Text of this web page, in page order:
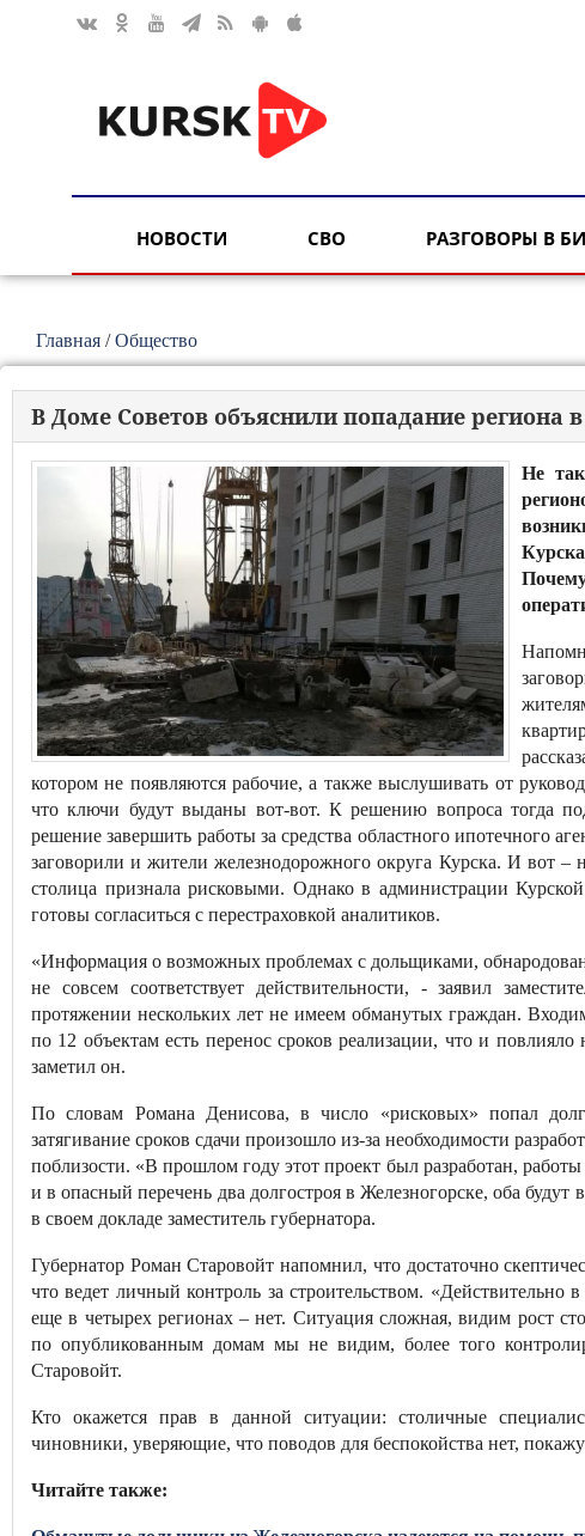
НОВОСТИ СВО РАЗГОВОРЫ В
Главная /Общество
В Доме Советов объяснили попадание региона
Не
котором не появляются рабочие, а также выслушивать от
что ключи будут выданы вот-вот. К решению вопроса тогда
решение завершить работы за средства областного ипотечного
заговорили и жители железнодорожного округа Курска. И вот –
столица признала рисковыми. Однако в администрации
готовы согласиться с перестраховкой аналитиков.
«Информация о возможных проблемах с дольщиками,
не совсем соответствует действительности, - заявил
протяжении нескольких лет не имеем обманутых граждан.
по 12 объектам есть перенос сроков реализации, что и
заметил он.
По словам Романа Денисова, в число «рисковых» попал
затягивание сроков сдачи произошло из-за необходимости
поблизости. «В прошлом году этот проект был разработан,
и в опасный перечень два долгостроя в Железногорске, оба
в своем докладе заместитель губернатора.
Губернатор Роман Старовойт напомнил, что достаточно
что ведет личный контроль за строительством.
еще в четырех регионах – нет. Ситуация сложная, видим рост
по опубликованным домам мы не видим, более того
Старовойт.
Кто окажется прав в данной ситуации: столичные
чиновники, уверяющие, что поводов для беспокойства нет,
Читайте также: